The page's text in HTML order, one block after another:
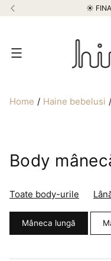
☀️
Meniu
Home Haine bebelusi
Body
Toate body-urile
Mâneca lungă